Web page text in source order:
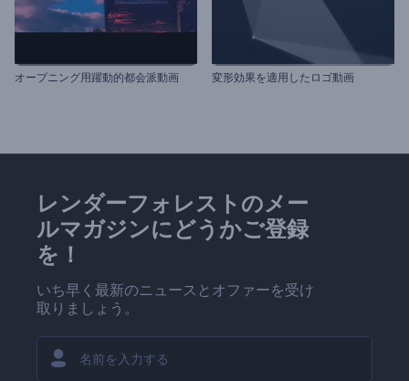
オープニング用躍動的都会派動画 変形効果を適用したロゴ動画
レンダーフォレストのメー
ルマガジンにどうかご登録
を！
いち早く最新のニュースとオファーを受け
取りましょう。